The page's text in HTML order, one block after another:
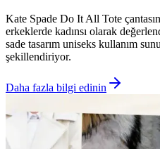
Kate Spade Do It All Tote
erkeklerde kadınsı olarak
sade tasarım uniseks kullanım
şekillendiriyor.
Daha fazla bilgi edinin